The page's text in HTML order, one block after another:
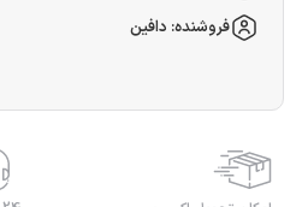
فروشنده: دافین